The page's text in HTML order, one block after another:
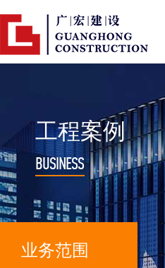
工程案例
BUSINESS
业务范围